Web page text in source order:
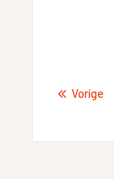
Vorige